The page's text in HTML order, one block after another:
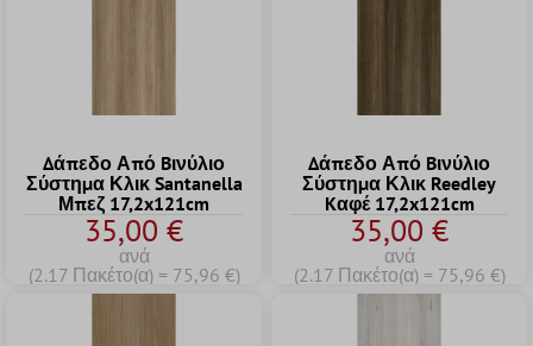
Δάπεδο Από Bινύλιο
Σύστημα Κλικ Santanella
Μπεζ 17,2x121cm
35,00 €
ανά
(2.17 Πακέτο(α) = 75,96 €)
Δάπεδο Από Bινύλιο
Σύστημα Κλικ Reedley
Kαφέ 17,2x121cm
35,00 €
ανά
(2.17 Πακέτο(α) = 75,96 €)